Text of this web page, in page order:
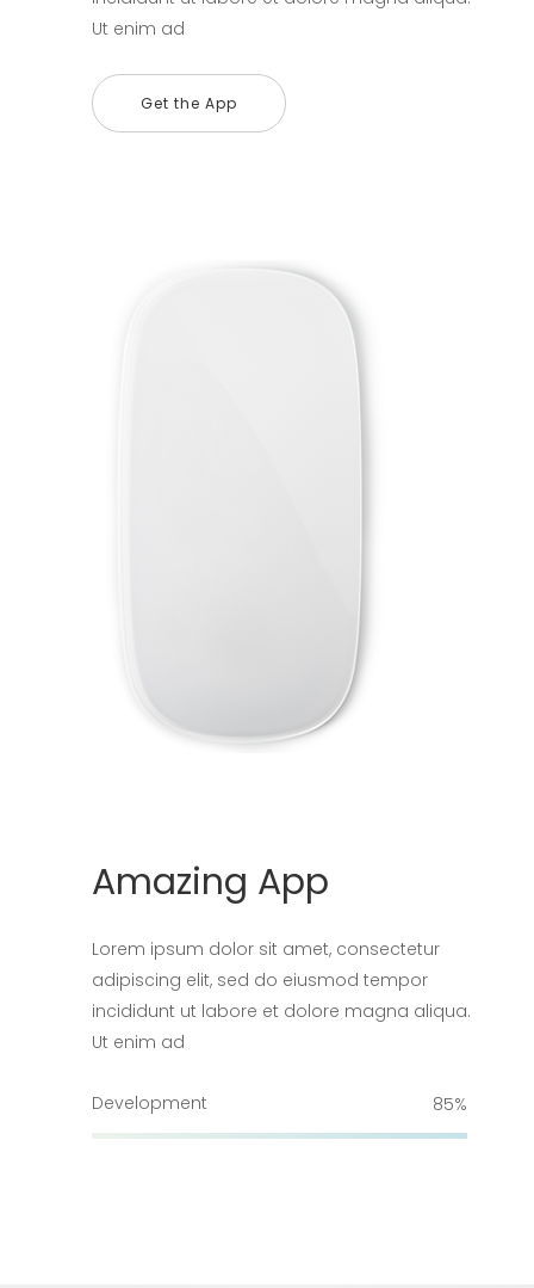
Ut enim ad
Get the App
Amazing App
Lorem ipsum dolor sit amet, consectetur
adipiscing elit, sed do eiusmod tempor
incididunt ut labore et dolore magna aliqua.
Ut enim ad
Development 85